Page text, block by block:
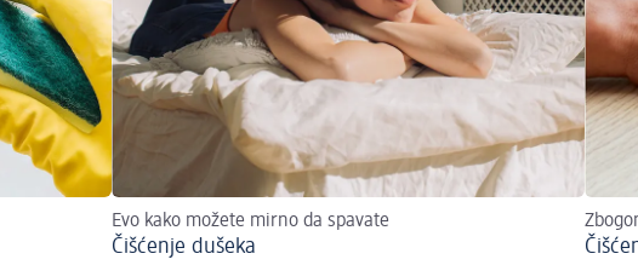
Evo kako možete mirno da spavate
Čišćenje dušeka